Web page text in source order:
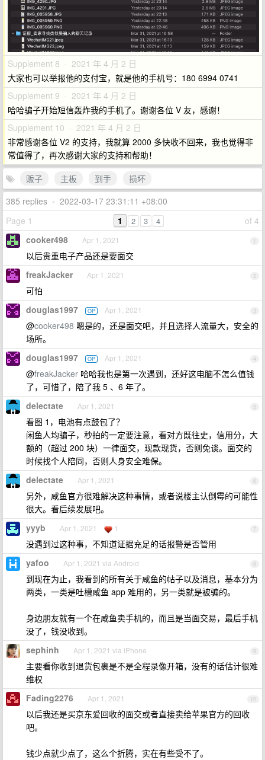
Supplement 8 · 2021 年 4 月 2 日
大家也可以举报他的支付宝，就是他的手机号：180 6994 0741
Supplement 9 · 2021 年 4 月 2 日
哈哈骗子开始短信轰炸我的手机了。谢谢各位 V 友，感谢！
Supplement 10 · 2021 年 4 月 2 日
非常感谢各位 V2 的支持，我就算 2000 多快收不回来，我也觉得非
常值得了，再次感谢大家的支持和帮助！
贩子
主板 到手
损坏
385 replies • 2022-03-17 23:31:11 +08:00
Page 1
of 4
1 2 3 4
1
cooker498 Apr 1, 2021
以后贵重电子产品还是要面交
2
freakJacker Apr 1, 2021
可怕
3
douglas1997 OP Apr 1, 2021
@cooker498 嗯是的，还是面交吧，并且选择人流量大，安全的
场所。
4
douglas1997 OP Apr 1, 2021
@freakJacker 哈哈我也是第一次遇到，还好这电脑不怎么值钱
了，可惜了，陪了我 5 、6 年了。
5
delectate Apr 1, 2021
看图 1，电池有点鼓包了？
闲鱼人均骗子，秒拍的一定要注意，看对方既往史，信用分，大
额的（超过 200 块）一律面交，现款现货，否则免谈。面交的
时候找个人陪同，否则人身安全难保。
6
delectate Apr 1, 2021
另外，咸鱼官方很难解决这种事情，或者说楼主认倒霉的可能性
很大。看后续发展吧。
7
yyyb Apr 1, 2021 1
没遇到过这种事，不知道证据充足的话报警是否管用
8
yafoo Apr 1, 2021 via Android
到现在为止，我看到的所有关于咸鱼的帖子以及消息，基本分为
两类，一类是吐槽咸鱼 app 难用的，另一类就是被骗的。
身边朋友就有一个在咸鱼卖手机的，而且是当面交易，最后手机
没了，钱没收到。
9
sephinh Apr 1, 2021 via iPhone
主要看你收到退货包裹是不是全程录像开箱，没有的话估计很难
维权
10
Fading2276 Apr 1, 2021
以后我还是买京东爱回收的面交或者直接卖给苹果官方的回收
吧。
钱少点就少点了，这么个折腾，实在有些受不了。